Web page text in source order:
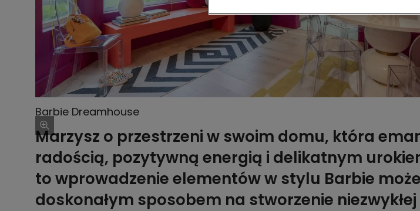
Barbie Dreamhouse
Marzysz o przestrzeni w swoim domu, która
radością, pozytywną energią i delikatnym
to wprowadzenie elementów w stylu Barbie
doskonałym sposobem na stworzenie